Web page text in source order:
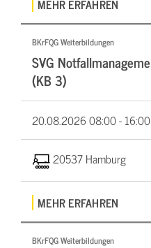
MEHR ERFAHREN
BKrFQG Weiterbildungen
SVG
(KB 3)
20.08.202608:00 - 16:00
20537 Hamburg
MEHR ERFAHREN
BKrFQG Weiterbildungen